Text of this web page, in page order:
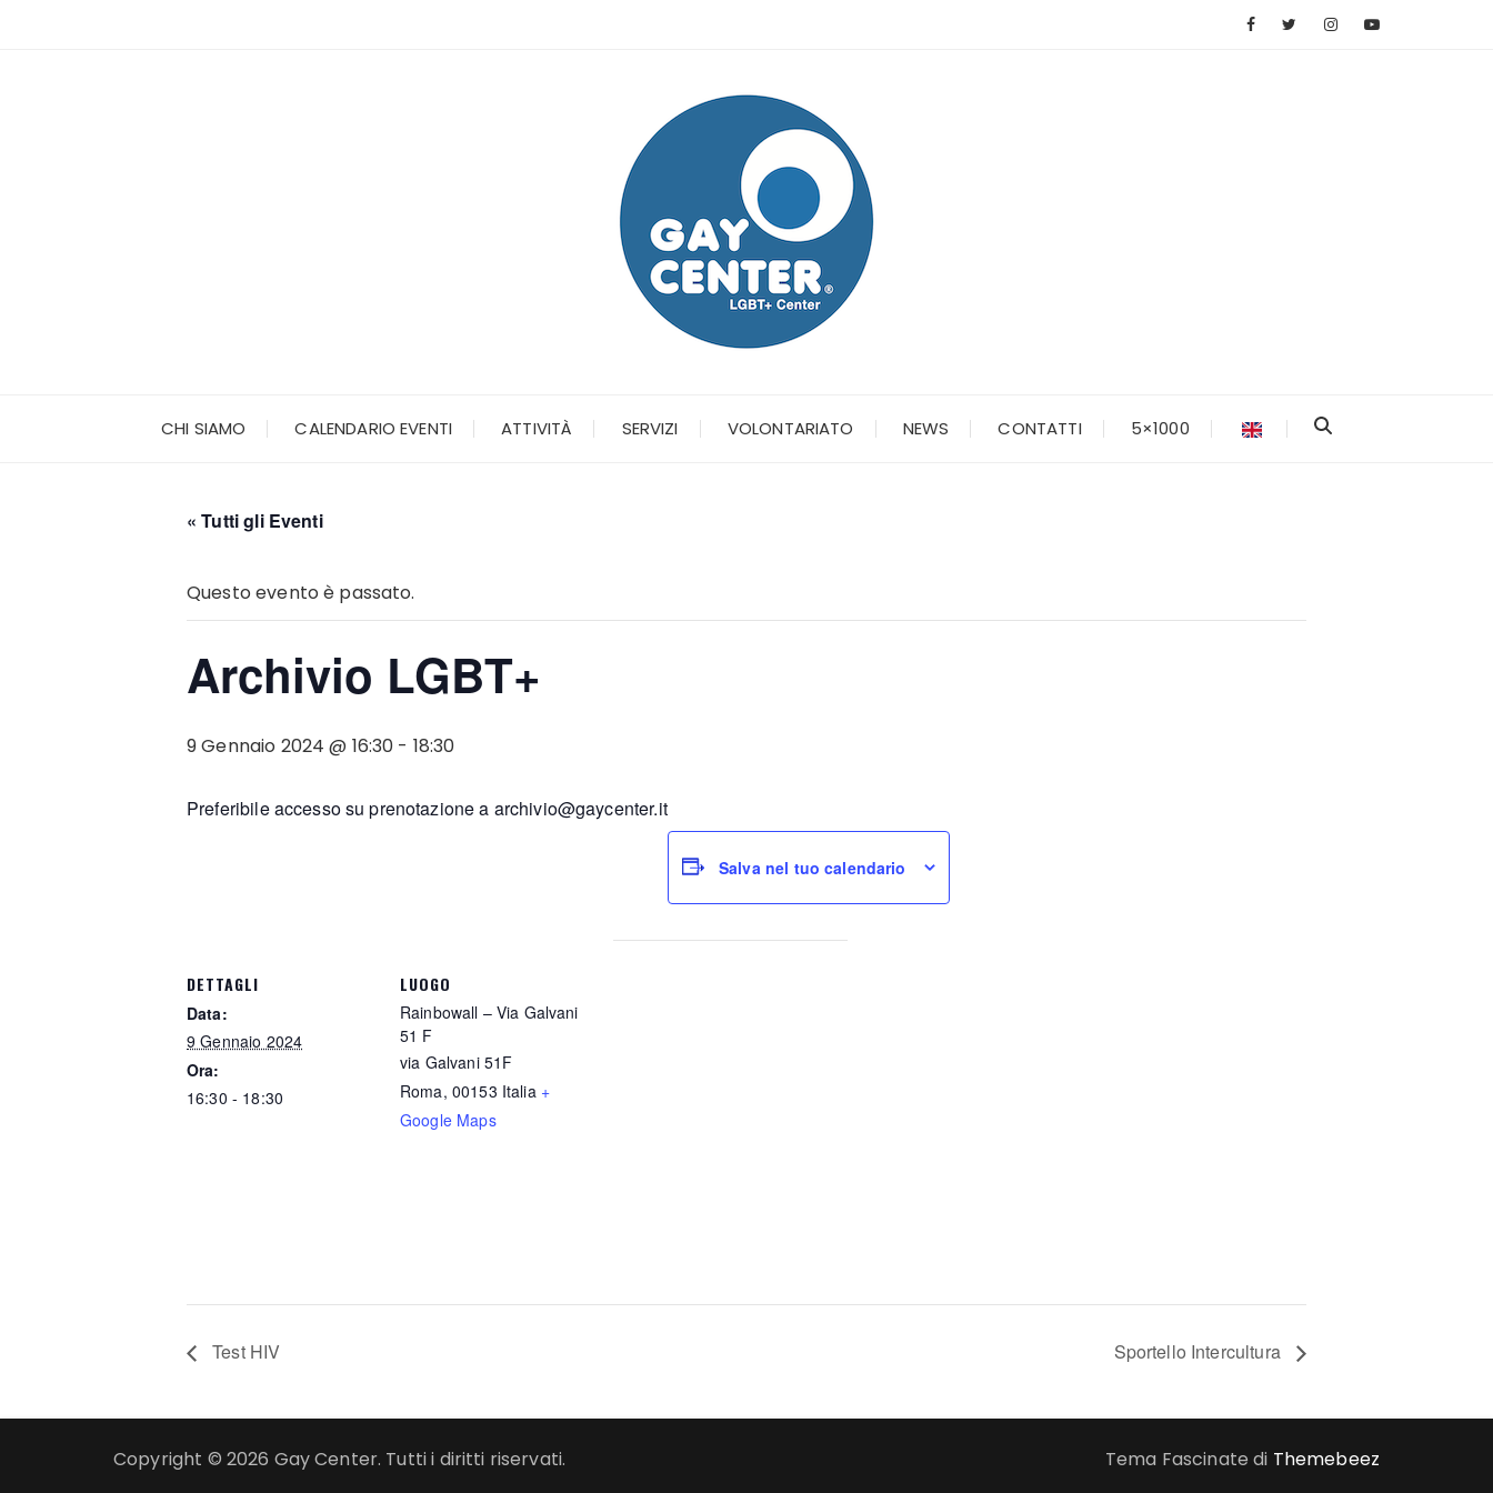
CHI SIAMO CALENDARIO EVENTI ATTIVITÀ SERVIZI VOLONTARIATO NEWS CONTATTI 5×1000
« Tutti gli Eventi
Questo evento è passato.
Archivio LGBT+
9 Gennaio 2024 @ 16:30 - 18:30
Preferibile accesso su prenotazione a archivio@gaycenter.it
Salva nel tuo calendario
DETTAGLI
Data:
9 Gennaio 2024
Ora:
16:30 - 18:30
LUOGO
Rainbowall – Via Galvani
51 F
via Galvani 51F
Roma, 00153 Italia +
Google Maps
Test HIV Sportello Intercultura
Copyright © 2026 Gay Center. Tutti i diritti riservati. Tema Fascinate di Themebeez